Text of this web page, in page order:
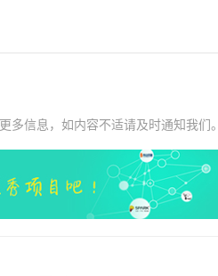
多信息，如内容不适请及时通知我们。